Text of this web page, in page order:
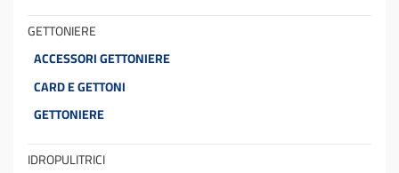
GETTONIERE
ACCESSORI GETTONIERE
CARD E GETTONI
GETTONIERE
IDROPULITRICI